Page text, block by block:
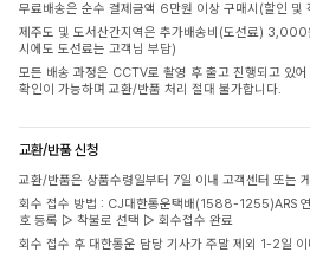
무료배송은 순수 결제금액 6만원 이상 구매시(할인 및
제주도 및 도서산간지역은 추가배송비(도선료)
시에도 도선료는 고객님 부담)
모든 배송 과정은 CCTV로 촬영 후 출고 진행되고 있
확인이 가능하며 교환/반품 처리 절대 불가합니다.
교환/반품 신청
교환/반품은 상품수령일부터 7일 이내 고객센터 또는
회수 접수 방법 : CJ대한통운택배(1588-1255)ARS
호 등록 ▷ 착불로 선택 ▷ 회수접수 완료
회수 접수 후 대한통운 담당 기사가 주말 제외 1-2일